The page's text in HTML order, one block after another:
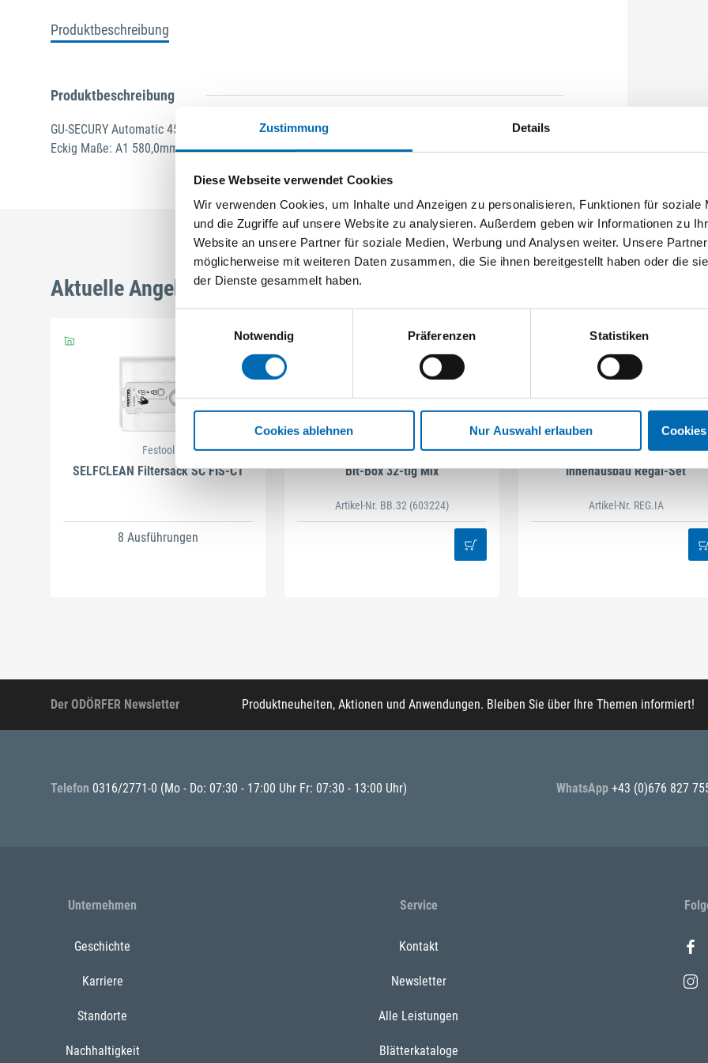
Zustimmung Details
Diese Webseite verwendet Cookies
Wir verwenden Cookies, um Inhalte und Anzeigen zu personalisieren, Funktionen für soziale
und die Zugriffe auf unsere Website zu analysieren. Außerdem geben wir Informationen zu
Website an unsere Partner für soziale Medien, Werbung und Analysen weiter. Unsere
möglicherweise mit weiteren Daten zusammen, die Sie ihnen bereitgestellt haben oder die
der Dienste gesammelt haben.
Notwendig
Präferenzen Statistiken
Cookies ablehnen Nur Auswahl erlauben
Produktbeschreibung
Produktbeschreibung
GU-SECURY Automatic 45/92 sf2 Nuss: 8mm Kennkerbe: 890mm U-Stulp 24x6x6x2,5mm L:1750,0mm
Eckig Maße: A1 580,0mm B1 760,0mm A-Öffner: optional ferGUard*silber
Aktuelle Angebote
Festool
SELFCLEAN Filtersack SC FIS-CT
8 Ausführungen
STAHLHÄRTER
Bit-Box 32-tlg Mix
Artikel-Nr. BB.32 (603224)
DAMAZEN
Innenausbau Regal-Set
Artikel-Nr. REG.IA
Der ODÖRFER Newsletter Produktneuheiten, Aktionen und Anwendungen. Bleiben Sie über Ihre Themen informiert!
Telefon 0316/2771-0 (Mo - Do: 07:30 - 17:00 Uhr Fr: 07:30 - 13:00 Uhr) WhatsApp +43 (0)676 827
Unternehmen
Geschichte
Karriere
Standorte
Nachhaltigkeit
Service
Kontakt
Newsletter
Alle Leistungen
Blätterkataloge